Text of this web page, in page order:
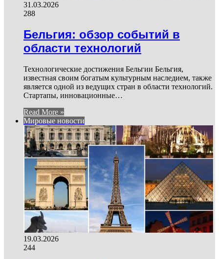
31.03.2026
288
Бельгия: обзор событий в
области технологий
Технологические достижения Бельгии Бельгия,
известная своим богатым культурным наследием, также
является одной из ведущих стран в области технологий.
Стартапы, инновационные…
Read More »
Мировые новости
19.03.2026
244